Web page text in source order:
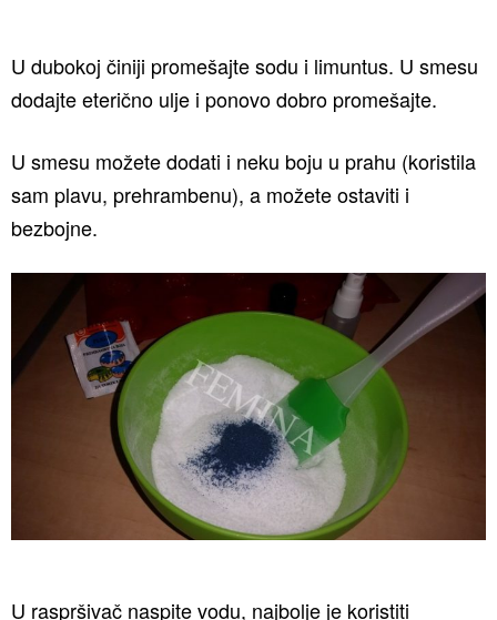
U dubokoj činiji promešajte sodu i limuntus. U smesu
dodajte eterično ulje i ponovo dobro promešajte.
U smesu možete dodati i neku boju u prahu (koristila
sam plavu, prehrambenu), a možete ostaviti i
bezbojne.
U raspršivač naspite vodu, najbolje je koristiti